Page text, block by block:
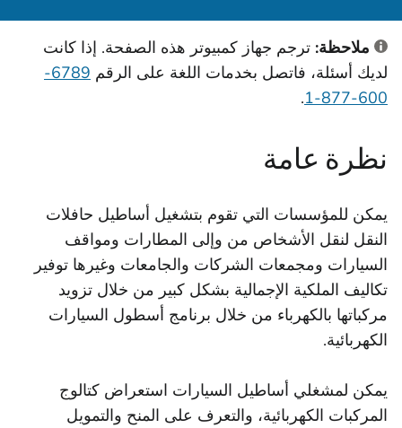
ملاحظة: ترجم جهاز كمبيوتر هذه الصفحة. إذا كانت
لديك أسئلة، فاتصل بخدمات اللغة على الرقم
6789-
600-877-1
.
نظرة عامة
يمكن للمؤسسات التي تقوم بتشغيل أساطيل حافلات
النقل لنقل الأشخاص من وإلى المطارات ومواقف
السيارات ومجمعات الشركات والجامعات وغيرها توفير
تكاليف الملكية الإجمالية بشكل كبير من خلال تزويد
مركباتها بالكهرباء من خلال برنامج أسطول السيارات
الكهربائية.
يمكن لمشغلي أساطيل السيارات استعراض كتالوج
المركبات الكهربائية، والتعرف على المنح والتمويل